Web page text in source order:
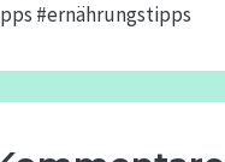
#ernährungstipps